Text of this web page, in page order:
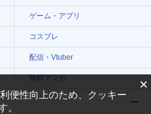
ゲーム・アプリ
コスプレ
配信・Vtuber
無料マンガ ×
便性向上のため、クッキー
。